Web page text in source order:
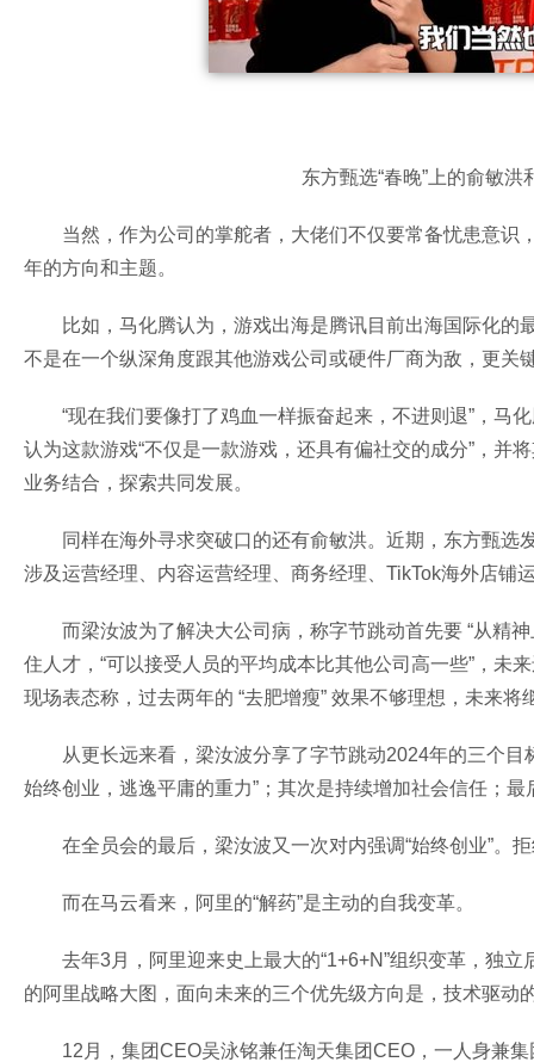
东方甄选“春晚”上的俞敏
当然，作为公司的掌舵者，大佬们不仅要常备忧患意
年的方向和主题。
比如，马化腾认为，游戏出海是腾讯目前出海国际化的
不是在一个纵深角度跟其他游戏公司或硬件厂商为敌，更关
“现在我们要像打了鸡血一样振奋起来，不进则退”，马
认为这款游戏“不仅是一款游戏，还具有偏社交的成分”，并
业务结合，探索共同发展。
同样在海外寻求突破口的还有俞敏洪。近期，东方甄
涉及运营经理、内容运营经理、商务经理、TikTok海外店铺
而梁汝波为了解决大公司病，称字节跳动首先要 “从精
住人才，“可以接受人员的平均成本比其他公司高一些”，未
现场表态称，过去两年的 “去肥增瘦” 效果不够理想，未来将
从更长远来看，梁汝波分享了字节跳动2024年的三个
始终创业，逃逸平庸的重力”；其次是持续增加社会信任；
在全员会的最后，梁汝波又一次对内强调“始终创业”。
而在马云看来，阿里的“解药”是主动的自我变革。
去年3月，阿里迎来史上最大的“1+6+N”组织变革，独
的阿里战略大图，面向未来的三个优先级方向是，技术驱
12月，集团CEO吴泳铭兼任淘天集团CEO，一人身兼